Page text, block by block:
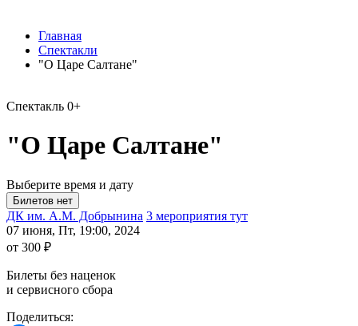
Главная
Спектакли
"О Царе Салтане"
Спектакль 0+
"О Царе Салтане"
Выберите время и дату
ДК им. А.М. Добрынина 3 мероприятия тут
07 июня, Пт, 19:00, 2024
от 300 ₽
Билеты без наценок
и сервисного сбора
Поделиться: